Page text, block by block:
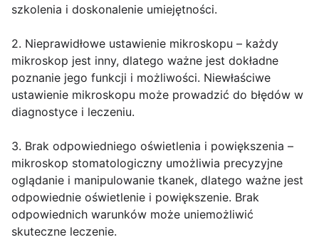
szkolenia i doskonalenie umiejętności.
2. Nieprawidłowe ustawienie mikroskopu – każdy
mikroskop jest inny, dlatego ważne jest dokładne
poznanie jego funkcji i możliwości. Niewłaściwe
ustawienie mikroskopu może prowadzić do błędów w
diagnostyce i leczeniu.
3. Brak odpowiedniego oświetlenia i powiększenia –
mikroskop stomatologiczny umożliwia precyzyjne
oglądanie i manipulowanie tkanek, dlatego ważne jest
odpowiednie oświetlenie i powiększenie. Brak
odpowiednich warunków może uniemożliwić
skuteczne leczenie.